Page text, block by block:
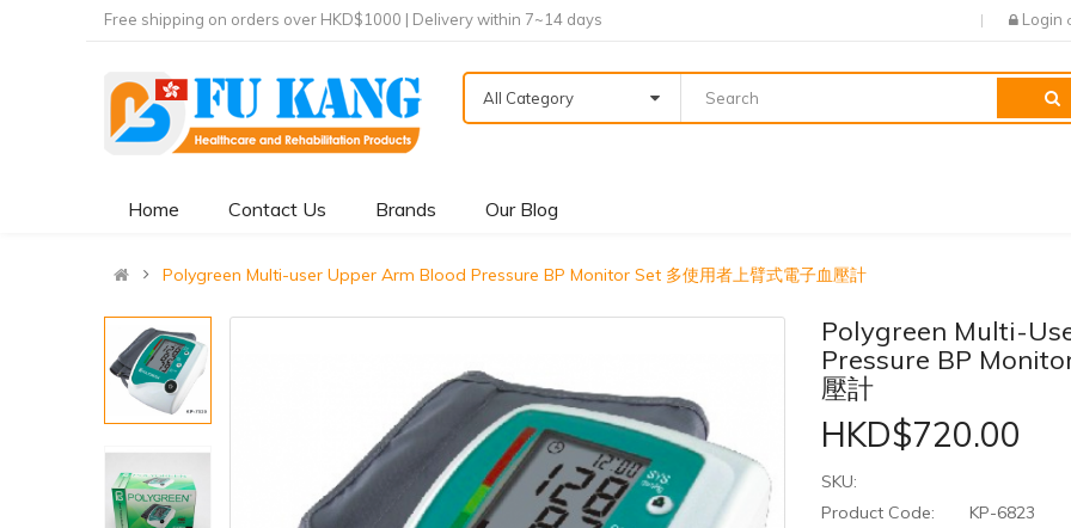
Free shipping on orders over HKD$1000 | Delivery within 7~14 days Login
All Category
Home Contact Us Brands Our Blog
Polygreen Multi-user Upper Arm Blood Pressure BP Monitor Set 多使用者上臂式電子血壓計
Polygreen Multi-
Pressure BP
壓計
HKD$720.00
SKU:
Product Code:
KP-6823